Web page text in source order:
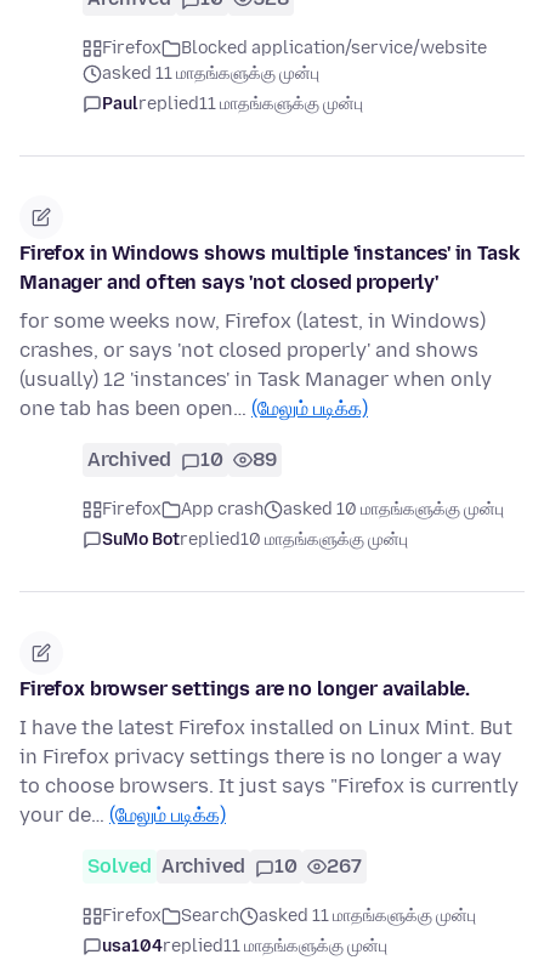
Firefox
Blocked application/service/website
asked 11 மாதங்களுக்கு முன்பு
Paulreplied11 மாதங்களுக்கு முன்பு
Firefox in Windows shows multiple 'instances' in Task
Manager and often says 'not closed properly'
for some weeks now, Firefox (latest, in Windows)
crashes, or says 'not closed properly' and shows
(usually) 12 'instances' in Task Manager when only
one tab has been open… (மேலும் படிக்க)
Archived 10 89
Firefox App crash
asked 10 மாதங்களுக்கு முன்பு
SuMo Botreplied10 மாதங்களுக்கு முன்பு
Firefox browser settings are no longer available.
I have the latest Firefox installed on Linux Mint. But
in Firefox privacy settings there is no longer a way
to choose browsers. It just says "Firefox is currently
your de… (மேலும் படிக்க)
Solved Archived 10 267
Firefox Search
asked 11 மாதங்களுக்கு முன்பு
usa104replied11 மாதங்களுக்கு முன்பு